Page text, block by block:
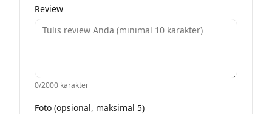
Review
0/2000 karakter
Foto (opsional, maksimal 5)